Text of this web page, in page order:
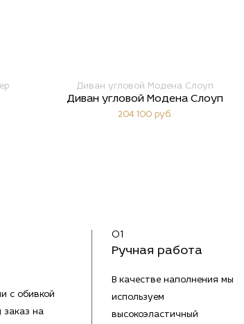
Диван угловой Модена Слоуп
Диван угловой Модена Слоуп
204 100 руб.
с обивкой
заказ на
01
Ручная работа
В качестве наполнения мы
используем
высокоэластичный